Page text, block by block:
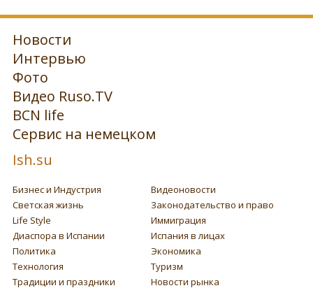
Новости
Интервью
Фото
Видео Ruso.TV
BCN life
Сервис на немецком
Ish.su
Бизнес и Индустрия
Видеоновости
Светская жизнь
Законодательство и право
Life Style
Иммиграция
Диаспора в Испании
Испания в лицах
Политика
Экономика
Технология
Туризм
Традиции и праздники
Новости рынка